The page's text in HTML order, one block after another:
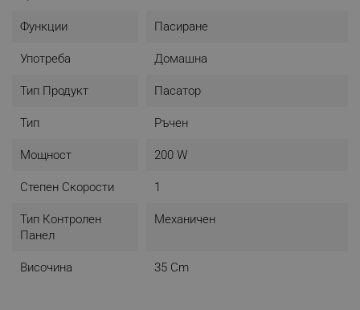
Функции Пасиране
Употреба Домашна
Тип Продукт Пасатор
Тип Ръчен
Мощност 200 W
Степен Скорости 1
Тип Контролен
Панел
Механичен
Височина 35 Cm